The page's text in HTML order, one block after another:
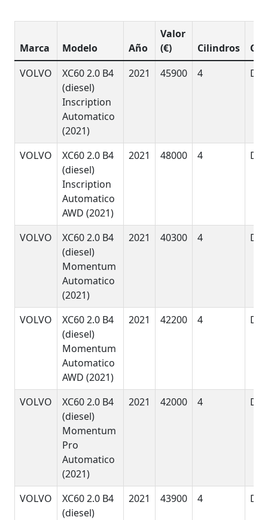
Marca Modelo Año
Valor
(€)
Cilindros
GD
VOLVO
XC60 2.0 B4
(diesel)
Inscription
Automatico
(2021)
2021 45900 4 DyE
VOLVO
XC60 2.0 B4
(diesel)
Inscription
Automatico
AWD (2021)
2021 48000 4 DyE
VOLVO
XC60 2.0 B4
(diesel)
Momentum
Automatico
(2021)
2021 40300 4 DyE
VOLVO
XC60 2.0 B4
(diesel)
Momentum
Automatico
AWD (2021)
2021 42200 4 DyE
VOLVO
XC60 2.0 B4
(diesel)
Momentum
Pro
Automatico
(2021)
2021 42000 4 DyE
VOLVO
XC60 2.0 B4
(diesel)
2021 43900 4 DyE